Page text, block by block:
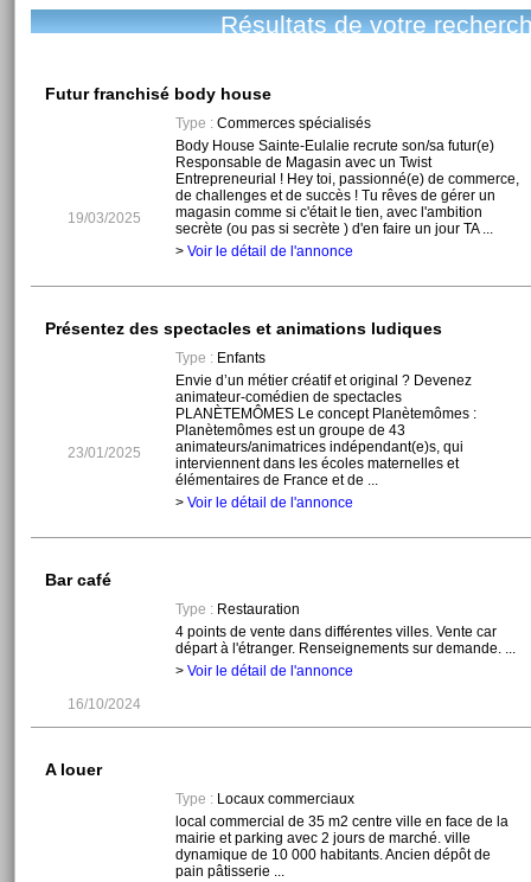
Résultats de votre
Futur franchisé body house
19/03/2025
Type :Commerces spécialisés
Body House Sainte-Eulalie recrute son/sa futur(e)
Responsable de Magasin avec un Twist
Entrepreneurial ! Hey toi, passionné(e) de commerce,
de challenges et de succès ! Tu rêves de gérer un
magasin comme si c'était le tien, avec l'ambition
secrète (ou pas si secrète ) d'en faire un jour TA ...
> Voir le détail de l'annonce
Présentez des spectacles et animations ludiques
23/01/2025
Type :Enfants
Envie d’un métier créatif et original ? Devenez
animateur-comédien de spectacles
PLANÈTEMÔMES Le concept Planètemômes :
Planètemômes est un groupe de 43
animateurs/animatrices indépendant(e)s, qui
interviennent dans les écoles maternelles et
élémentaires de France et de ...
> Voir le détail de l'annonce
Bar café
16/10/2024
Type :Restauration
4 points de vente dans différentes villes. Vente car
départ à l'étranger. Renseignements sur demande. ...
> Voir le détail de l'annonce
A louer
Type :Locaux commerciaux
local commercial de 35 m2 centre ville en face de la
mairie et parking avec 2 jours de marché. ville
dynamique de 10 000 habitants. Ancien dépôt de
pain pâtisserie ...